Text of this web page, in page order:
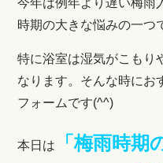
今年は例年より遅い梅雨
時期の大きな悩みの一つ
特に浴室は湿気がこもり
なります。そんな時にお
フォームです(^^)
本日は
「梅雨時期